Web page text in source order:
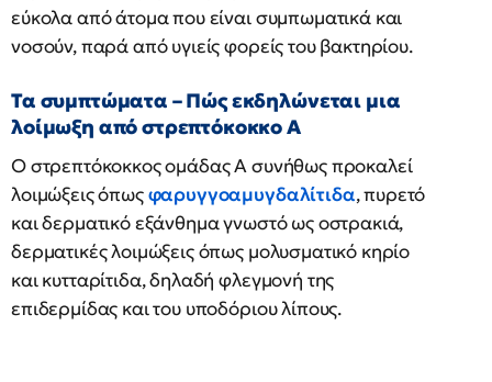
εύκολα από άτομα που είναι συμπωματικά και
νοσούν, παρά από υγιείς φορείς του βακτηρίου.
Τα συμπτώματα – Πώς εκδηλώνεται μια
λοίμωξη από στρεπτόκοκκο Α
Ο στρεπτόκοκκος ομάδας Α συνήθως προκαλεί
λοιμώξεις όπωςφαρυγγοαμυγδαλίτιδα, πυρετό
και δερματικό εξάνθημα γνωστό ως οστρακιά,
δερματικές λοιμώξεις όπως μολυσματικό κηρίο
και κυτταρίτιδα, δηλαδή φλεγμονή της
επιδερμίδας και του υποδόριου λίπους.